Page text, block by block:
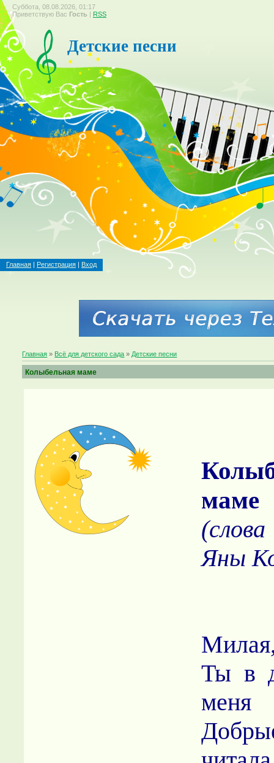
Суббота, 08.08.2026, 01:17
Приветствую Вас Гость | RSS
Детские песни
Главная | Регистрация | Вход
Главная » Всё для детского сада » Детские песни
Колыбельная маме
маме
Яны
Ты в
меня